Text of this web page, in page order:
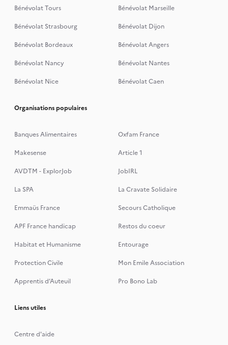
Bénévolat Tours
Bénévolat Marseille
Bénévolat Strasbourg
Bénévolat Dijon
Bénévolat Bordeaux
Bénévolat Angers
Bénévolat Nancy
Bénévolat Nantes
Bénévolat Nice
Bénévolat Caen
Organisations populaires
Banques Alimentaires
Oxfam France
Makesense
Article 1
AVDTM - ExplorJob
JobIRL
La SPA
La Cravate Solidaire
Emmaüs France
Secours Catholique
APF France handicap
Restos du coeur
Habitat et Humanisme
Entourage
Protection Civile
Mon Emile Association
Apprentis d’Auteuil
Pro Bono Lab
Liens utiles
Centre d'aide